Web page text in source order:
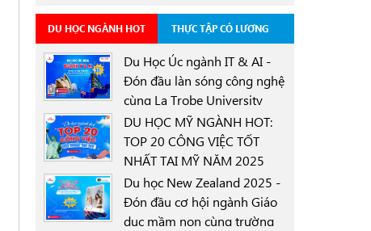
DU HỌC NGÀNH HOT THỰC TẬP CÓ LƯƠNG
Du Học Úc ngành IT & AI -
Đón đầu làn sóng công nghệ
cùng La Trobe University
Sydney Campus với học
bổng 30%
0000-00-00
DU HỌC MỸ NGÀNH HOT:
TOP 20 CÔNG VIỆC TỐT
NHẤT TẠI MỸ NĂM 2025
Du học New Zealand 2025 -
Đón đầu cơ hội ngành Giáo
dục mầm non cùng trường